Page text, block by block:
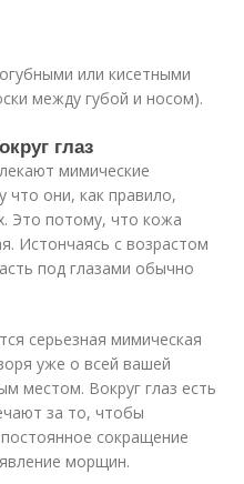
или кисетными
между губой и носом).
глаз
мимические
они, как правило,
Это потому, что кожа
Истончаясь с возрастом
под глазами обычно
серьезная мимическая
уже о всей вашей
местом. Вокруг глаз есть
за то, чтобы
сокращение
морщин.